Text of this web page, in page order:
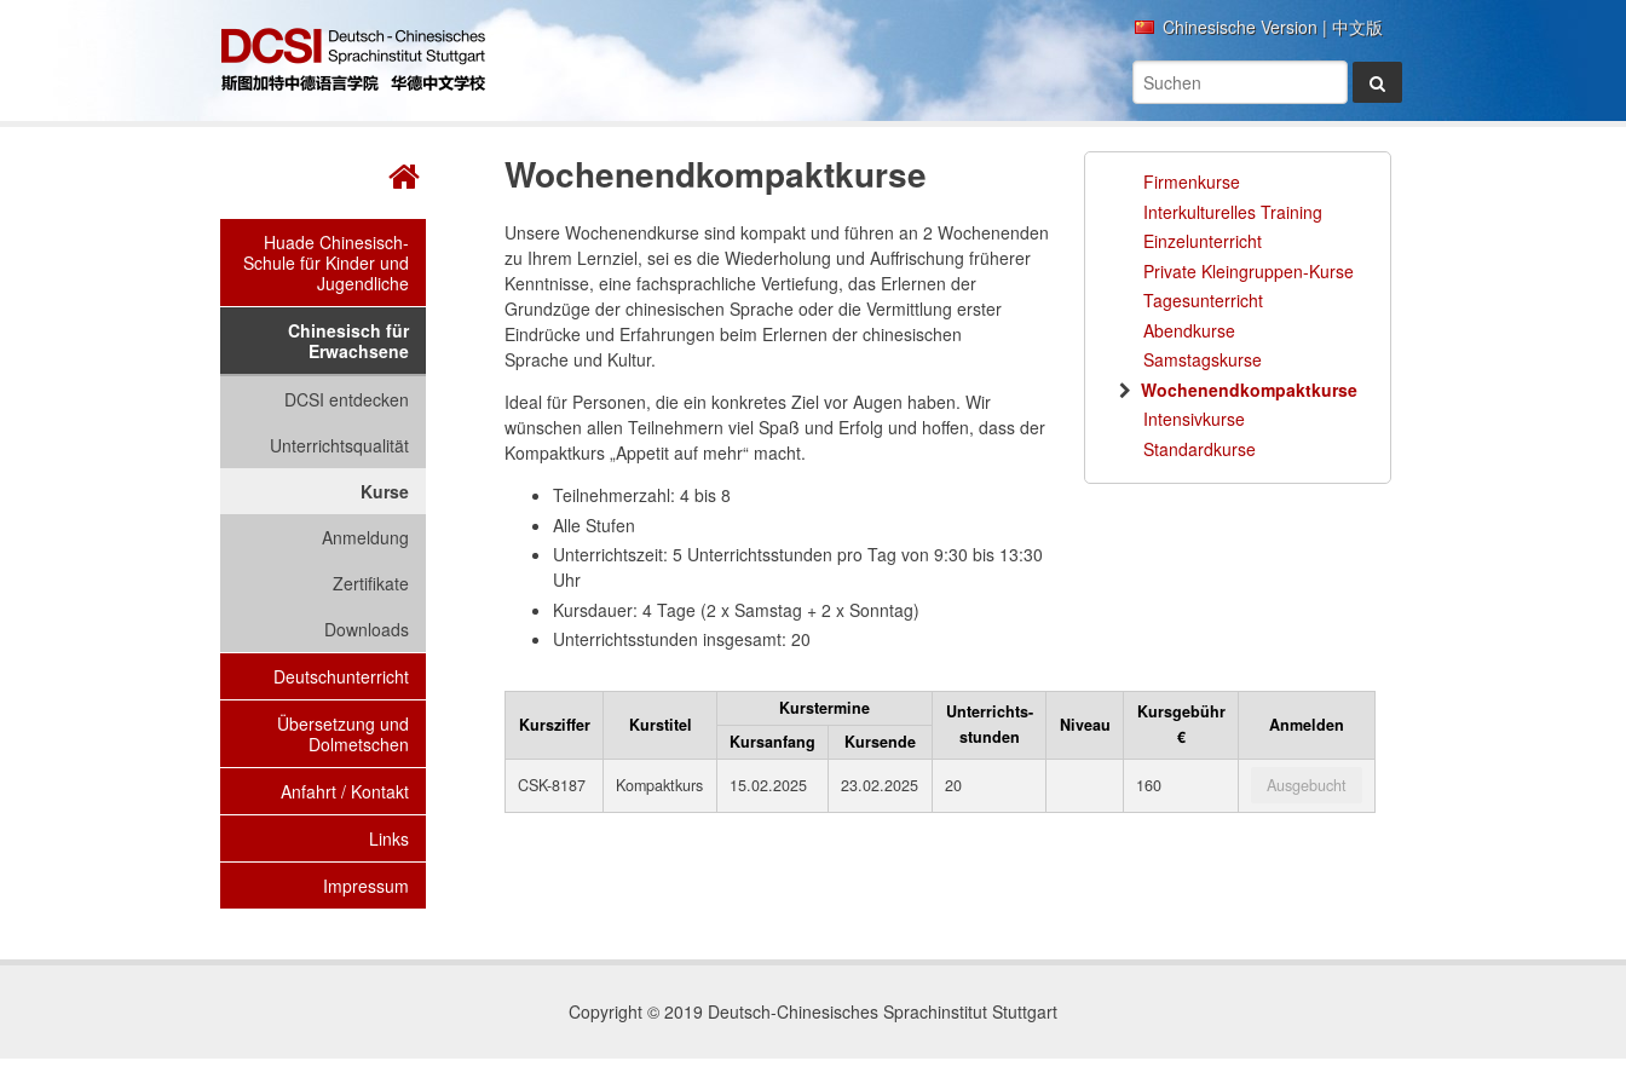
Chinesische Version | 中文版
Huade Chinesisch-
Schule für Kinder und
Jugendliche
Chinesisch für
Erwachsene
DCSI entdecken
Unterrichtsqualität
Kurse
Anmeldung
Zertifikate
Downloads
Deutschunterricht
Übersetzung und
Dolmetschen
Anfahrt / Kontakt
Links
Impressum
Wochenendkompaktkurse
Unsere Wochenendkurse sind kompakt und führen an 2 Wochenenden
zu Ihrem Lernziel, sei es die Wiederholung und Auffrischung früherer
Kenntnisse, eine fachsprachliche Vertiefung, das Erlernen der
Grundzüge der chinesischen Sprache oder die Vermittlung erster
Eindrücke und Erfahrungen beim Erlernen der chinesischen
Sprache und Kultur.
Ideal für Personen, die ein konkretes Ziel vor Augen haben. Wir
wünschen allen Teilnehmern viel Spaß und Erfolg und hoffen, dass der
Kompaktkurs „Appetit auf mehr“ macht.
Teilnehmerzahl: 4 bis 8
Alle Stufen
Unterrichtszeit: 5 Unterrichtsstunden pro Tag von 9:30 bis 13:30
Uhr
Kursdauer: 4 Tage (2 x Samstag + 2 x Sonntag)
Unterrichtsstunden insgesamt: 20
Kursziffer Kurstitel
Kurstermine
Unterrichts-
stunden
Niveau
Kursgebühr
€
Anmelden
Kursanfang
Kursende
CSK-8187
Kompaktkurs 15.02.2025 23.02.2025 20 160 Ausgebucht
Firmenkurse
Interkulturelles Training
Einzelunterricht
Private Kleingruppen-Kurse
Tagesunterricht
Abendkurse
Samstagskurse
Wochenendkompaktkurse
Intensivkurse
Standardkurse
Copyright © 2019 Deutsch-Chinesisches Sprachinstitut Stuttgart